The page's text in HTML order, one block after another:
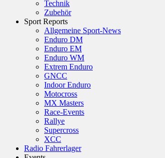
Technik
Zubehör
Sport Reports
Allgemeine Sport-News
Enduro DM
Enduro EM
Enduro WM
Extrem Enduro
GNCC
Indoor Enduro
Motocross
MX Masters
Race-Events
Rallye
Supercross
XCC
Radio Fahrerlager